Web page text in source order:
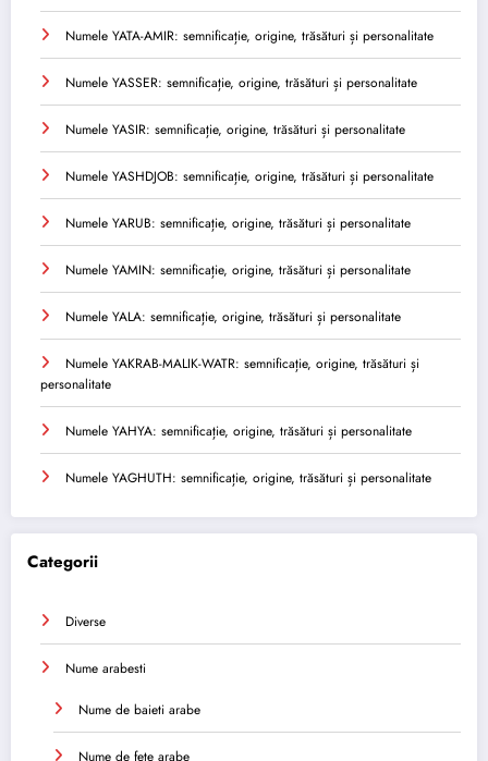
Numele YATA-AMIR: semnificație, origine, trăsături și personalitate
Numele YASSER: semnificație, origine, trăsături și personalitate
Numele YASIR: semnificație, origine, trăsături și personalitate
Numele YASHDJOB: semnificație, origine, trăsături și personalitate
Numele YARUB: semnificație, origine, trăsături și personalitate
Numele YAMIN: semnificație, origine, trăsături și personalitate
Numele YALA: semnificație, origine, trăsături și personalitate
Numele YAKRAB-MALIK-WATR: semnificație, origine, trăsături și
personalitate
Numele YAHYA: semnificație, origine, trăsături și personalitate
Numele YAGHUTH: semnificație, origine, trăsături și personalitate
Categorii
Diverse
Nume arabesti
Nume de baieti arabe
Nume de fete arabe